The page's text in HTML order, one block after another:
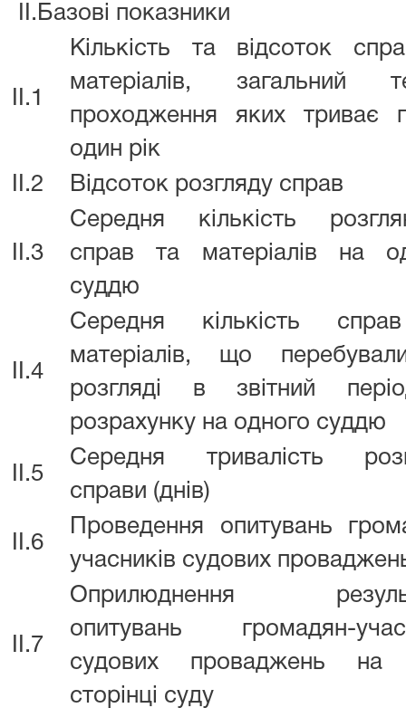
II.Базові показники
II.1
Кількість та відсоток
матеріалів, загальний
проходження яких триває
один рік
II.2
Відсоток розгляду справ
II.3
Середня кількість
справ та матеріалів на
суддю
II.4
Середня кількість
матеріалів, що
розгляді в звітний
розрахунку на одного суддю
II.5
Середня тривалість
справи (днів)
II.6
Проведення опитувань
учасників судових
II.7
Оприлюднення
опитувань громадян-
судових проваджень на
сторінці суду